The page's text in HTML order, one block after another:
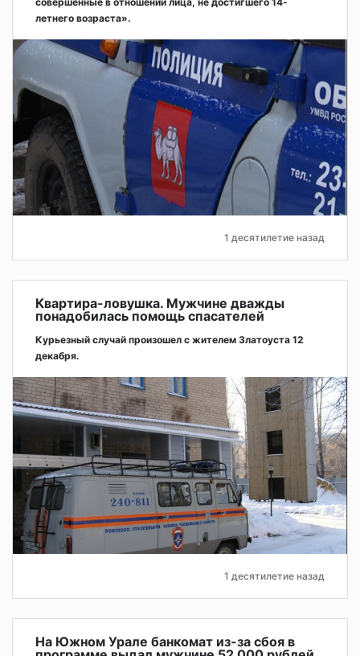
летнего возраста».
1 десятилетие назад
Квартира-ловушка. Мужчине дважды
понадобилась помощь спасателей
Курьезный случай произошел с жителем Златоуста 12
декабря.
1 десятилетие назад
На Южном Урале банкомат из-за сбоя в